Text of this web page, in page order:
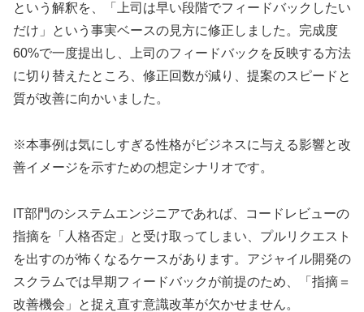
という解釈を、「上司は早い段階でフィードバックしたい
だけ」という事実ベースの見方に修正しました。完成度
60%で一度提出し、上司のフィードバックを反映する方法
に切り替えたところ、修正回数が減り、提案のスピードと
質が改善に向かいました。
※本事例は気にしすぎる性格がビジネスに与える影響と改
善イメージを示すための想定シナリオです。
IT部門のシステムエンジニアであれば、コードレビューの
指摘を「人格否定」と受け取ってしまい、プルリクエスト
を出すのが怖くなるケースがあります。アジャイル開発の
スクラムでは早期フィードバックが前提のため、「指摘＝
改善機会」と捉え直す意識改革が欠かせません。